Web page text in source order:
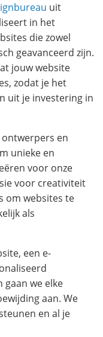
uit
in het
die zowel
geavanceerd zijn.
jouw website
zodat je het
uit je investering in
en
unieke en
voor onze
voor creativiteit
om websites te
als
een e-
gaan we elke
aan. We
en al je